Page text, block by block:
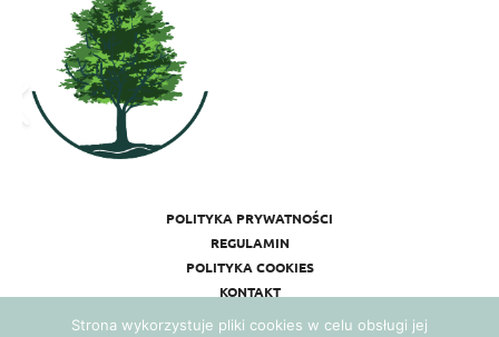
POLITYKA PRYWATNOŚCI
REGULAMIN
POLITYKA COOKIES
KONTAKT
Strona wykorzystuje pliki cookies w celu obsługi jej